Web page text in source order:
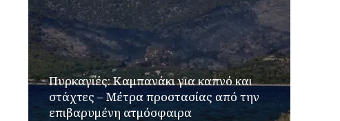
Πυρκαγιές: Καμπανάκι για καπνό και
στάχτες – Μέτρα προστασίας από την
επιβαρυμένη ατμόσφαιρα